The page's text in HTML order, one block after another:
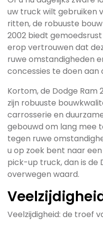
uw truck wilt gebruiken
ritten, de robuuste
2002 biedt
erop vertrouwen dat
ruwe omstandigheden
concessies te doen aan
Kortom, de Dodge Ram
zijn robuuste
carrosserie en
gebouwd om lang mee
tegen ruwe
u op zoek bent naar
pick-up truck, dan is de
overwegen waard.
Veelzijdigheid: de troef